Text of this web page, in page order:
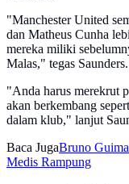
"Manchester United
dan Matheus Cunha
mereka miliki
Malas," tegas Saunders.
"Anda harus merekrut
akan berkembang
dalam klub," lanjut
Baca JugaBruno
Medis Rampung